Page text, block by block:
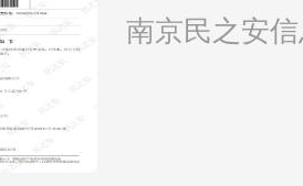
南京民之安